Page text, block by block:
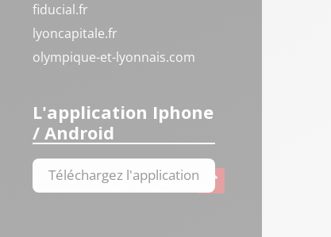
fiducial.fr
lyoncapitale.fr
olympique-et-lyonnais.com
L'application Iphone
/ Android
Téléchargez l'application